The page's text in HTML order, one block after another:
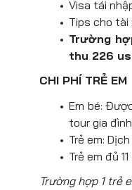
Ăn
Visa tái
Tips cho tài
Trường
thu 226
CHI PHÍ TRẺ EM
Em bé:
tour gia
Trẻ em:
Trẻ em đủ
Trường hợp 1 trẻ